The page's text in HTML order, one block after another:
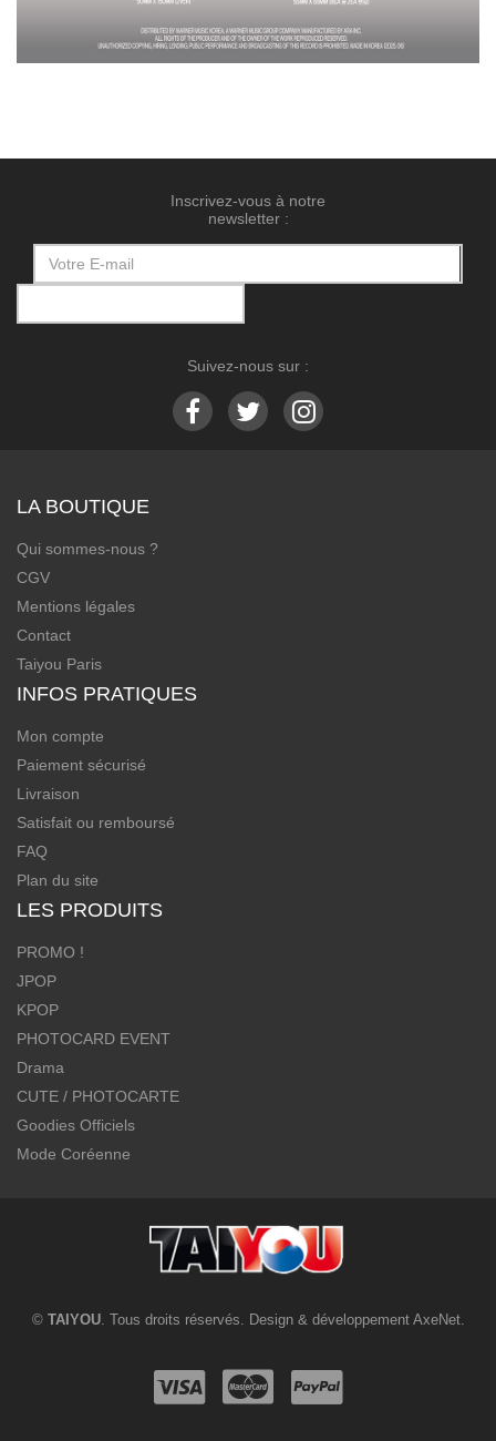
Inscrivez-vous à notre
newsletter :
Suivez-nous sur :
LA BOUTIQUE
Qui sommes-nous ?
CGV
Mentions légales
Contact
Taiyou Paris
INFOS PRATIQUES
Mon compte
Paiement sécurisé
Livraison
Satisfait ou remboursé
FAQ
Plan du site
LES PRODUITS
PROMO !
JPOP
KPOP
PHOTOCARD EVENT
Drama
CUTE / PHOTOCARTE
Goodies Officiels
Mode Coréenne
© TAIYOU. Tous droits réservés. Design & développement AxeNet.